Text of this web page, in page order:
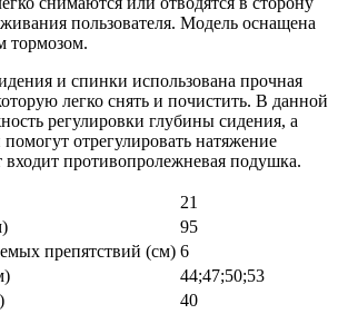
пользователя. Модель оснащена
тормозом.
и спинки использована прочная
легко снять и почистить. В данной
регулировки глубины сидения, а
отрегулировать натяжение
противопролежневая подушка.
21
95
препятствий (см) 6
44;47;50;53
40